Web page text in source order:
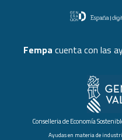
Fempa cuenta con las
Conselleria de Economía
Ayudas en materia de